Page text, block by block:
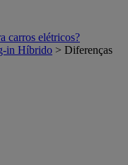
carros elétricos?
in Híbrido > Diferenças